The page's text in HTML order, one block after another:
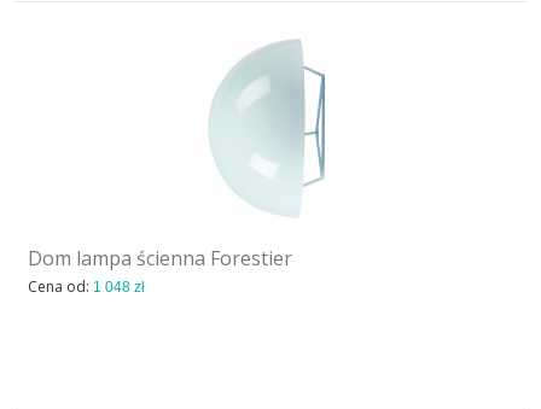
Dom lampa ścienna Forestier
Cena od: 1 048 zł